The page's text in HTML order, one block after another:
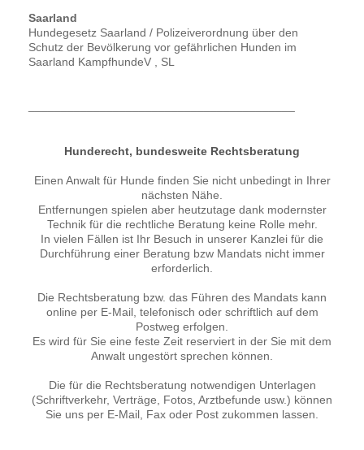
Saarland
Hundegesetz Saarland / Polizeiverordnung über den
Schutz der Bevölkerung vor gefährlichen Hunden im
Saarland KampfhundeV , SL
Hunderecht, bundesweite Rechtsberatung
Einen Anwalt für Hunde finden Sie nicht unbedingt in Ihrer
nächsten Nähe.
Entfernungen spielen aber heutzutage dank modernster
Technik für die rechtliche Beratung keine Rolle mehr.
In vielen Fällen ist Ihr Besuch in unserer Kanzlei für die
Durchführung einer Beratung bzw Mandats nicht immer
erforderlich.
Die Rechtsberatung bzw. das Führen des Mandats kann
online per E-Mail, telefonisch oder schriftlich auf dem
Postweg erfolgen.
Es wird für Sie eine feste Zeit reserviert in der Sie mit dem
Anwalt ungestört sprechen können.
Die für die Rechtsberatung notwendigen Unterlagen
(Schriftverkehr, Verträge, Fotos, Arztbefunde usw.) können
Sie uns per E-Mail, Fax oder Post zukommen lassen.